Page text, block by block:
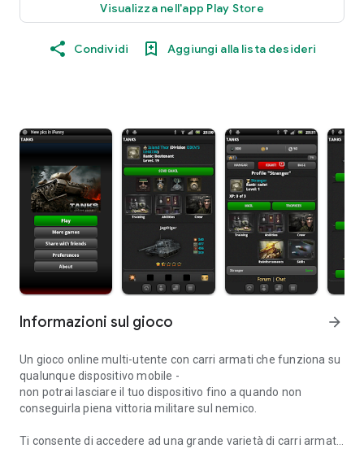
Visualizza nell'app Play Store
Condividi Aggiungi alla lista desideri
Informazioni sul gioco arrow_forward
Un gioco online multi-utente con carri armati che funziona su
qualunque dispositivo mobile -
non potrai lasciare il tuo dispositivo fino a quando non
conseguirla piena vittoria militare sul nemico.
Ti consente di accedere ad una grande varietà di carri armati.